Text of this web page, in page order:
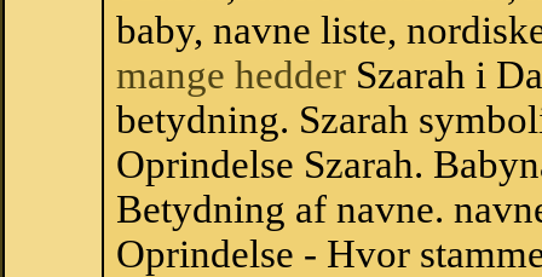
baby, navne liste,
mange hedder Szarah i
betydning. Szarah
Oprindelse Szarah.
Betydning af navne.
Oprindelse - Hvor